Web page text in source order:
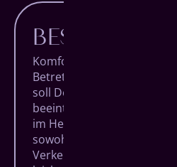
BESTE LAGE
Komfort beginnt bei uns
Betreten unserer Praxis.
soll Deinen Alltag so wenig
beeinträchtigen. Unsere
im Herzen von Siegen,
sowohl zu Fuß, mit
Verkehrsmitteln als auch